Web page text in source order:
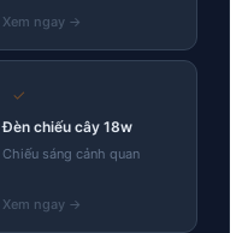
✓
Đèn chiếu cây 18w
Chiếu sáng cảnh quan